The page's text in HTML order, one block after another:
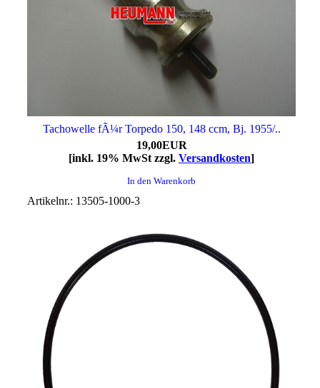
Tachowelle fÃ¼r Torpedo 150, 148 ccm, Bj. 1955/..
19,00EUR
[inkl. 19% MwSt zzgl. Versandkosten]
In den Warenkorb
Artikelnr.: 13505-1000-3